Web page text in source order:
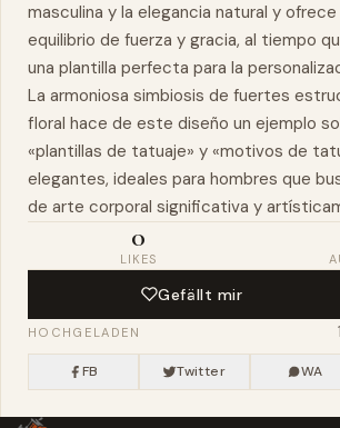
masculina y la elegancia natural y
equilibrio de fuerza y gracia, al tiempo
una plantilla perfecta para la
La armoniosa simbiosis de fuertes
floral hace de este diseño un ejemplo
«plantillas de tatuaje» y «motivos de
elegantes, ideales para hombres que
de arte corporal significativa y
0
LIKES
Gefällt mir
HOCHGELADEN
FB Twitter WA